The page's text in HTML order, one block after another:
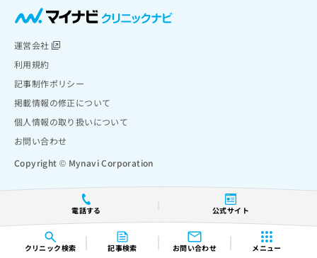
クリニック検索 記事検索 お問い合わせ メニュー
電話する 公式サイト
運営会社
利用規約
記事制作ポリシー
掲載情報の修正について
個人情報の取り扱いについて
お問い合わせ
Copyright © Mynavi Corporation